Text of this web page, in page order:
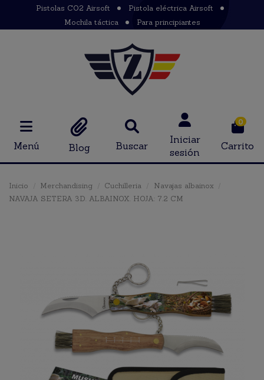
Pistolas CO2 Airsoft
Pistola eléctrica Airsoft
Mochila táctica
Para principiantes
Menú Blog Buscar
Iniciar
sesión
0
Carrito
Inicio Merchandising Cuchilleria
Navajas albainox
NAVAJA SETERA 3D. ALBAINOX. HOJA: 7.2 CM